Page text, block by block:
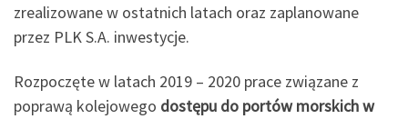
zrealizowane w ostatnich latach oraz zaplanowane
przez PLK S.A. inwestycje.
Rozpoczęte w latach 2019 – 2020 prace związane z
poprawą kolejowego dostępu do portów morskich w